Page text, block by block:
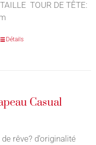
TOUR DE TÊTE:
Détails
Casual
rêve? d'originalité